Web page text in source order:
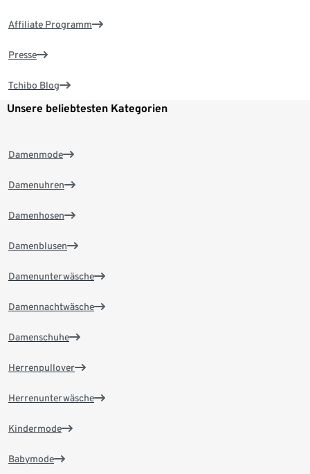
Affiliate Programm
Presse
Tchibo Blog
Unsere beliebtesten Kategorien
Damenmode
Damenuhren
Damenhosen
Damenblusen
Damenunterwäsche
Damennachtwäsche
Damenschuhe
Herrenpullover
Herrenunterwäsche
Kindermode
Babymode